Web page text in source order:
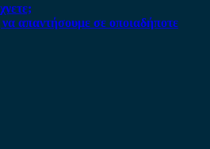
απαντήσουμε σε οποιαδήποτε